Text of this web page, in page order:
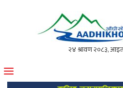
मोफसलकै लोकप्रिय अनलाइन पत्रिका